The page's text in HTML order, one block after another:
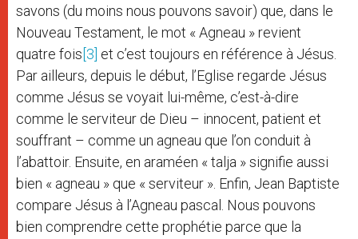
savons (du moins nous pouvons savoir) que, dans le
Nouveau Testament, le mot « Agneau » revient
quatre fois [3] et c’est toujours en référence à Jésus.
Par ailleurs, depuis le début, l’Eglise regarde Jésus
comme Jésus se voyait lui-même, c’est-à-dire
comme le serviteur de Dieu – innocent, patient et
souffrant – comme un agneau que l’on conduit à
l’abattoir. Ensuite, en araméen « talja » signifie aussi
bien « agneau » que « serviteur ». Enfin, Jean Baptiste
compare Jésus à l’Agneau pascal. Nous pouvons
bien comprendre cette prophétie parce que la